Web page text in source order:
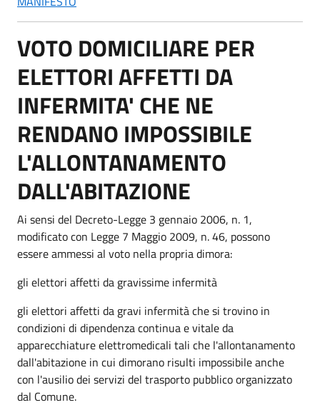
VOTO DOMICILIARE PER
ELETTORI AFFETTI DA
INFERMITA' CHE NE
RENDANO IMPOSSIBILE
L'ALLONTANAMENTO
DALL'ABITAZIONE
Ai sensi del Decreto-Legge 3 gennaio 2006, n. 1,
modificato con Legge 7 Maggio 2009, n. 46, possono
essere ammessi al voto nella propria dimora:
gli elettori affetti da gravissime infermità
gli elettori affetti da gravi infermità che si trovino in
condizioni di dipendenza continua e vitale da
apparecchiature elettromedicali tali che l'allontanamento
dall'abitazione in cui dimorano risulti impossibile anche
con l'ausilio dei servizi del trasporto pubblico organizzato
dal Comune.